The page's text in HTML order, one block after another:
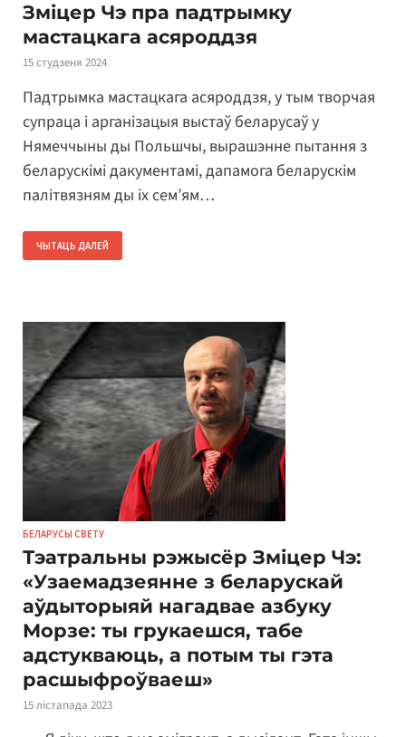
Зміцер Чэ пра падтрымку
мастацкага асяроддзя
15 студзеня 2024
Падтрымка мастацкага асяроддзя, у тым творчая
супраца і арганізацыя выстаў беларусаў у
Нямеччыны ды Польшчы, вырашэнне пытання з
беларускімі дакументамі, дапамога беларускім
палітвязням ды іх сем’ям…
ЧЫТАЦЬ ДАЛЕЙ
БЕЛАРУСЫ СВЕТУ
Тэатральны рэжысёр Зміцер Чэ:
«Узаемадзеянне з беларускай
аўдыторыяй нагадвае азбуку
Морзе: ты грукаешся, табе
адстукваюць, а потым ты гэта
расшыфроўваеш»
15 лістапада 2023